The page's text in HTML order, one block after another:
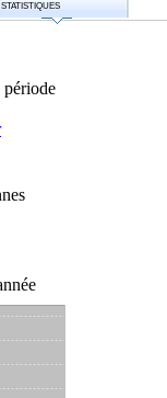
STATISTIQUES